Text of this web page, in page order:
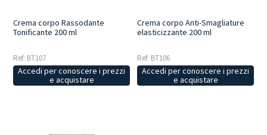
Crema corpo Rassodante
Tonificante 200 ml
Ref: BT107
Accedi per conoscere i prezzi
e acquistare
Crema corpo Anti-Smagliature
elasticizzante 200 ml
Ref: BT106
Accedi per conoscere i prezzi
e acquistare